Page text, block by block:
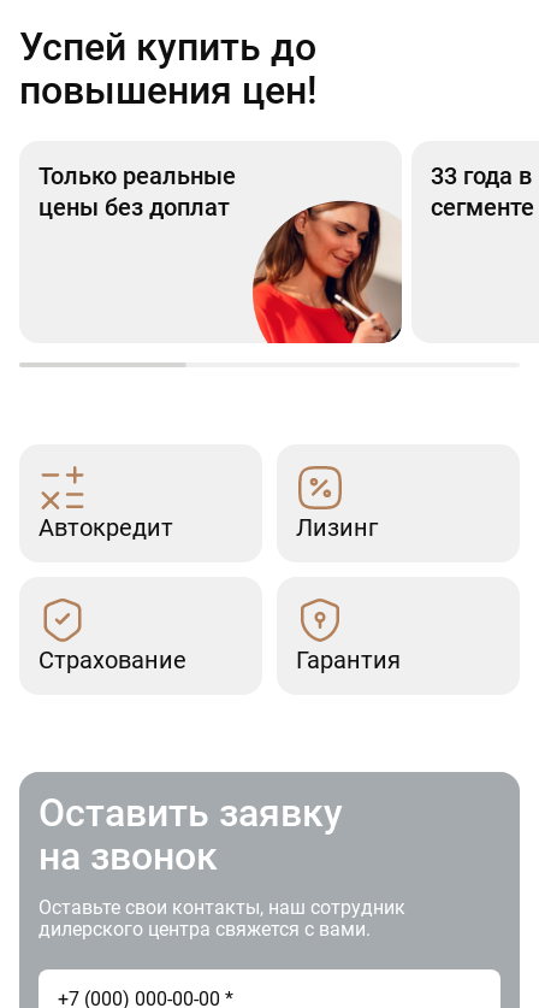
Успей купить до
повышения цен!
Только реальные
цены без доплат
33 года
сегменте
Автокредит Лизинг
Страхование Гарантия
Оставить заявку
на звонок
Оставьте свои контакты, наш сотрудник
дилерского центра свяжется с вами.